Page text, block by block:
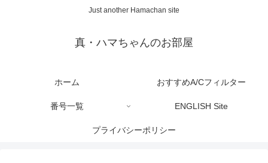
Just another Hamachan site
真・ハマちゃんのお部屋
ホーム おすすめA/Cフィルター
番号一覧 ENGLISH Site
プライバシーポリシー